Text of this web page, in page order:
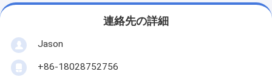
連絡先の詳細
Jason
+86-18028752756